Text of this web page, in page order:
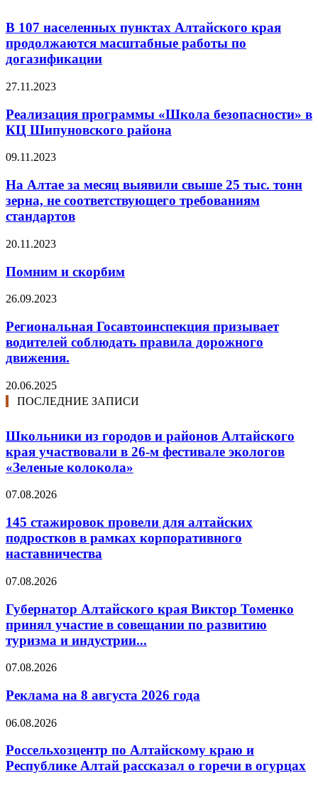
В 107 населенных пунктах Алтайского края
продолжаются масштабные работы по
догазификации
27.11.2023
Реализация программы «Школа безопасности» в
КЦ Шипуновского района
09.11.2023
На Алтае за месяц выявили свыше 25 тыс. тонн
зерна, не соответствующего требованиям
стандартов
20.11.2023
Помним и скорбим
26.09.2023
Региональная Госавтоинспекция призывает
водителей соблюдать правила дорожного
движения.
20.06.2025
ПОСЛЕДНИЕ ЗАПИСИ
Школьники из городов и районов Алтайского
края участвовали в 26-м фестивале экологов
«Зеленые колокола»
07.08.2026
145 стажировок провели для алтайских
подростков в рамках корпоративного
наставничества
07.08.2026
Губернатор Алтайского края Виктор Томенко
принял участие в совещании по развитию
туризма и индустрии...
07.08.2026
Реклама на 8 августа 2026 года
06.08.2026
Россельхозцентр по Алтайскому краю и
Республике Алтай рассказал о горечи в огурцах